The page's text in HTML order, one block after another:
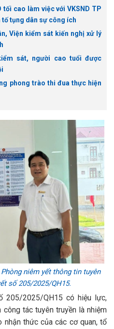
tối cao làm việc với VKSND TP
tố tụng dân sự công ích
Viện kiểm sát kiến nghị xử lý
sát, người cao tuổi được
phong trào thi đua thực hiện
niêm yết thông tin tuyên
số 205/2025/QH15.
205/2025/QH15 có hiệu lực,
tác tuyên truyền là nhiệm
nhận thức của các cơ quan, tổ